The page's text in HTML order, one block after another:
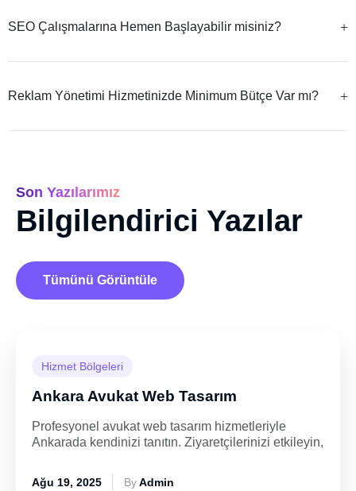
SEO Çalışmalarına Hemen Başlayabilir misiniz?
Reklam Yönetimi Hizmetinizde Minimum Bütçe Var mı?
Son Yazılarımız
Bilgilendirici Yazılar
Tümünü Görüntüle
Hizmet Bölgeleri
Ankara Avukat Web Tasarım
Profesyonel avukat web tasarım hizmetleriyle
Ankarada kendinizi tanıtın. Ziyaretçilerinizi etkileyin,
Ağu 19, 2025 ByAdmin